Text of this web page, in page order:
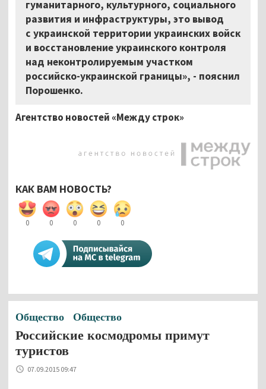
гуманитарного, культурного, социального
развития и инфраструктуры, это вывод
с украинской территории украинских войск
и восстановление украинского контроля
над неконтролируемым участком
российско-украинской границы», - пояснил
Порошенко.
Агентство новостей «Между строк»
КАК ВАМ НОВОСТЬ?
0 0 0 0 0
Общество Общество
Российские космодромы примут
туристов
07.09.2015 09:47